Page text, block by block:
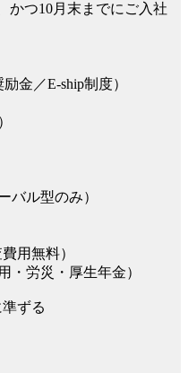
かつ10月末までにご入社
金／E-ship制度）
バル型のみ）
用無料）
・労災・厚生年金）
ずる